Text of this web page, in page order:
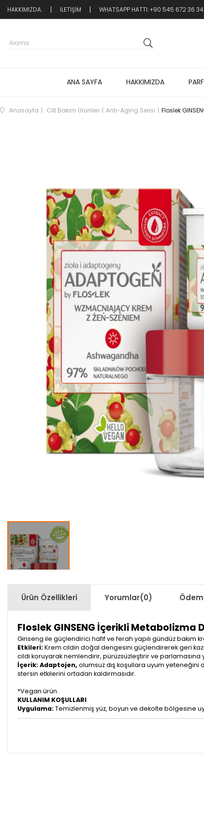
HAKKIMIZDA. İLETİŞİM WHATSAPP HATTI: +90 545 672 36 34
ANA SAYFA HAKKIMIZDA
Anasayfa Cilt Bakım Ürünleri Anti-Aging Serisi Floslek
Ürün Özellikleri Yorumlar(0)
Floslek GINSENG İçerikli
Ginseng ile güçlendirici hafif ve ferah yapılı gündüz bakım
Etkileri:Krem cildin doğal dengesini güçlendirerek geri
cildi koruyarak nemlendirir, pürüzsüzleştirir ve parlamasına
İçerik: Adaptojen, olumsuz dış koşullara uyum yeteneğini
stersin etkilerini ortadan kaldırmasıdır.
*Vegan ürün.
KULLANIM KOŞULLARI
Uygulama:Temizlenmiş yüz, boyun ve dekolte bölgesine